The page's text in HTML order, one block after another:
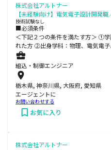
株式会社アルトナー
【未経験向け】電気電子設計開発
技術試験なし
■必須条件
＜下記２つの条件を満たす方＞ ①
れた方 ②出身学科：物理、電気電
組込・制御エンジニア
栃木県, 神奈川県, 大阪府, 愛知県
エージェントに
お問い合わせする
お気に入り
株式会社アルトナー